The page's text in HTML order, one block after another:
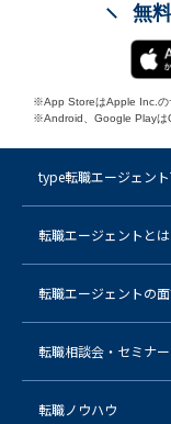
無
※App StoreはApple Inc.の
※Android、Google Playは
type転職エージェン
転職エージェントとは
転職エージェントの
転職相談会・セミナー
転職ノウハウ